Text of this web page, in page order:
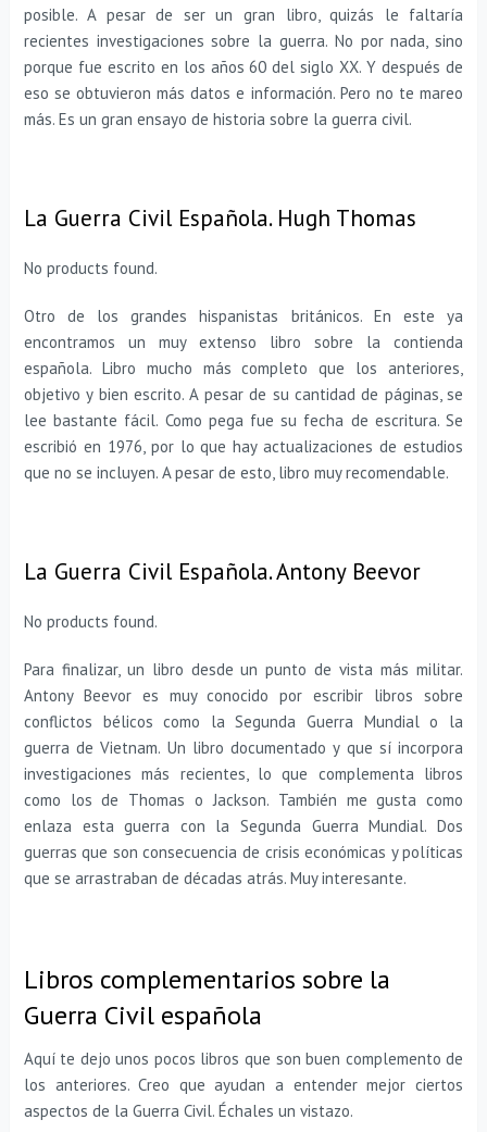
posible. A pesar de ser un gran libro, quizás le faltaría
recientes investigaciones sobre la guerra. No por nada, sino
porque fue escrito en los años 60 del siglo XX. Y después de
eso se obtuvieron más datos e información. Pero no te mareo
más. Es un gran ensayo de historia sobre la guerra civil.
La Guerra Civil Española. Hugh Thomas
No products found.
Otro de los grandes hispanistas británicos. En este ya
encontramos un muy extenso libro sobre la contienda
española. Libro mucho más completo que los anteriores,
objetivo y bien escrito. A pesar de su cantidad de páginas, se
lee bastante fácil. Como pega fue su fecha de escritura. Se
escribió en 1976, por lo que hay actualizaciones de estudios
que no se incluyen. A pesar de esto, libro muy recomendable.
La Guerra Civil Española. Antony Beevor
No products found.
Para finalizar, un libro desde un punto de vista más militar.
Antony Beevor es muy conocido por escribir libros sobre
conflictos bélicos como la Segunda Guerra Mundial o la
guerra de Vietnam. Un libro documentado y que sí incorpora
investigaciones más recientes, lo que complementa libros
como los de Thomas o Jackson. También me gusta como
enlaza esta guerra con la Segunda Guerra Mundial. Dos
guerras que son consecuencia de crisis económicas y políticas
que se arrastraban de décadas atrás. Muy interesante.
Libros complementarios sobre la
Guerra Civil española
Aquí te dejo unos pocos libros que son buen complemento de
los anteriores. Creo que ayudan a entender mejor ciertos
aspectos de la Guerra Civil. Échales un vistazo.